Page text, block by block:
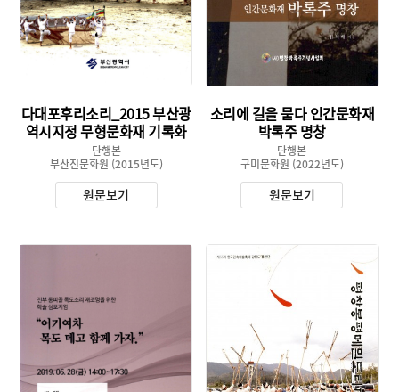
다대포후리소리_2015 부산광
역시지정 무형문화재 기록화
사업_부산광역시지정 무형문
화재 제7호
단행본
부산진문화원 (2015년도)
원문보기
소리에 길을 묻다 인간문화재
박록주 명창
단행본
구미문화원 (2022년도)
원문보기
유형 :
생산 :
소장 :
발행 :
생산 :
소장 :